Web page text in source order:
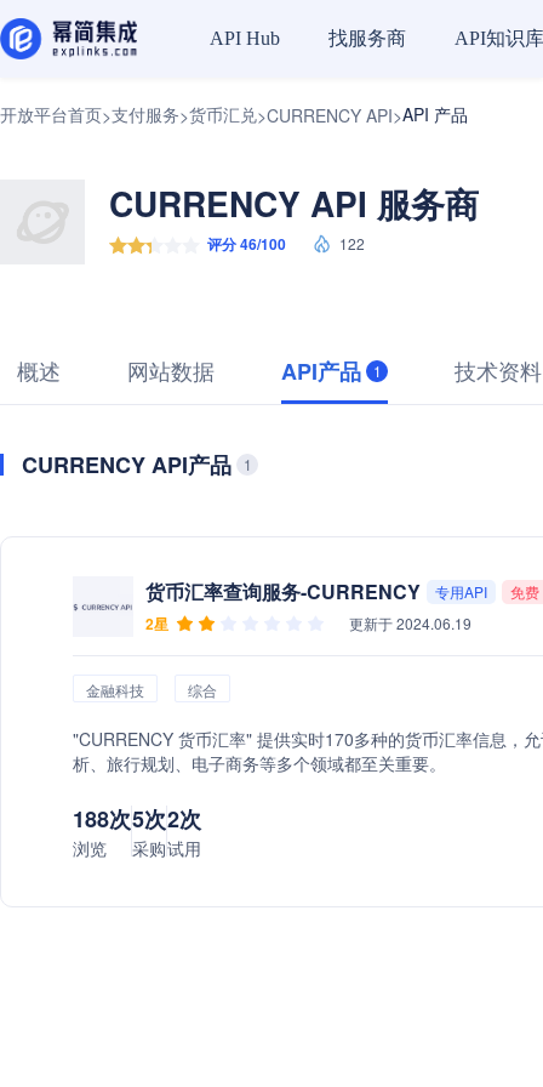
API Hub 找服务商 API知识库
开放平台首页>支付服务>货币汇兑>CURRENCY API>API 产品
CURRENCY API 服务商
评分 46/100 122
概述 网站数据 API产品 1 技术资料
CURRENCY API产品 1
货币汇率查询服务-CURRENCY 专用API 免费
2星 更新于 2024.06.19
金融科技 综合
"CURRENCY 货币汇率" 提供实时170多种的货币汇率信息，
析、旅行规划、电子商务等多个领域都至关重要。
188次
浏览
5次
采购
2次
试用